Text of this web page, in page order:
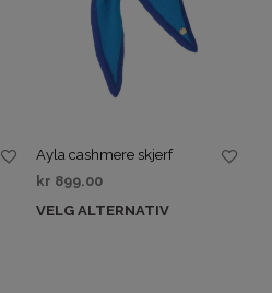
Ayla cashmere skjerf
kr 899.00
VELG ALTERNATIV